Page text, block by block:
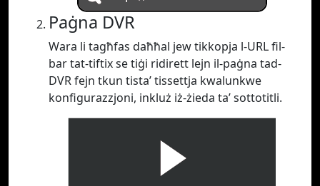
Paġna DVR
Wara li tagħfas daħħal jew tikkopja l-URL fil-
bar tat-tiftix se tiġi ridirett lejn il-paġna tad-
DVR fejn tkun tista’ tissettja kwalunkwe
konfigurazzjoni, inkluż iż-żieda ta’ sottotitli.